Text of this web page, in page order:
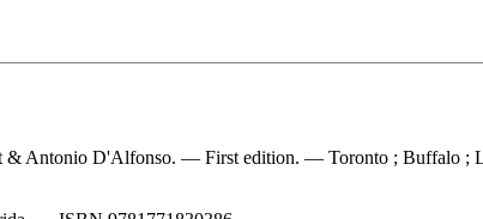
& Antonio D'Alfonso. — First edition. — Toronto ; Buffalo ;